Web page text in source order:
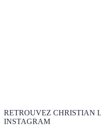
RETROUVEZ CHRISTIAN
INSTAGRAM